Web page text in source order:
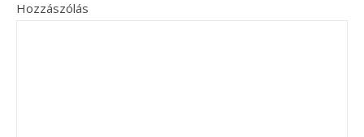
Hozzászólás